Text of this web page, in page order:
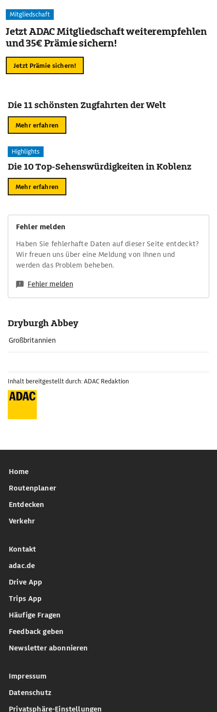
Mitgliedschaft
Jetzt ADAC Mitgliedschaft weiterempfehlen
und 35€ Prämie sichern!
Jetzt Prämie sichern!
Die 11 schönsten Zugfahrten der Welt
Mehr erfahren
Highlights
Die 10 Top-Sehenswürdigkeiten in Koblenz
Mehr erfahren
Fehler melden
Haben Sie fehlerhafte Daten auf dieser Seite entdeckt?
Wir freuen uns über eine Meldung von Ihnen und
werden das Problem beheben.
Fehler melden
Dryburgh Abbey
Großbritannien
Inhalt bereitgestellt durch: ADAC Redaktion
Home
Routenplaner
Entdecken
Verkehr
Kontakt
adac.de
Drive App
Trips App
Häufige Fragen
Feedback geben
Newsletter abonnieren
Impressum
Datenschutz
Privatsphäre-Einstellungen